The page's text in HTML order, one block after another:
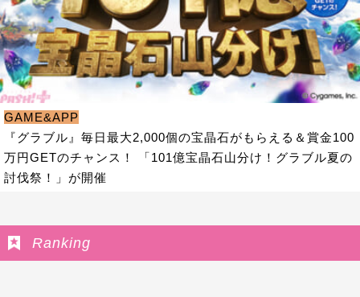
GAME&APP
『グラブル』毎日最大2,000個の宝晶石がもらえる＆賞金100
万円GETのチャンス！ 「101億宝晶石山分け！グラブル夏の
討伐祭！」が開催
Ranking